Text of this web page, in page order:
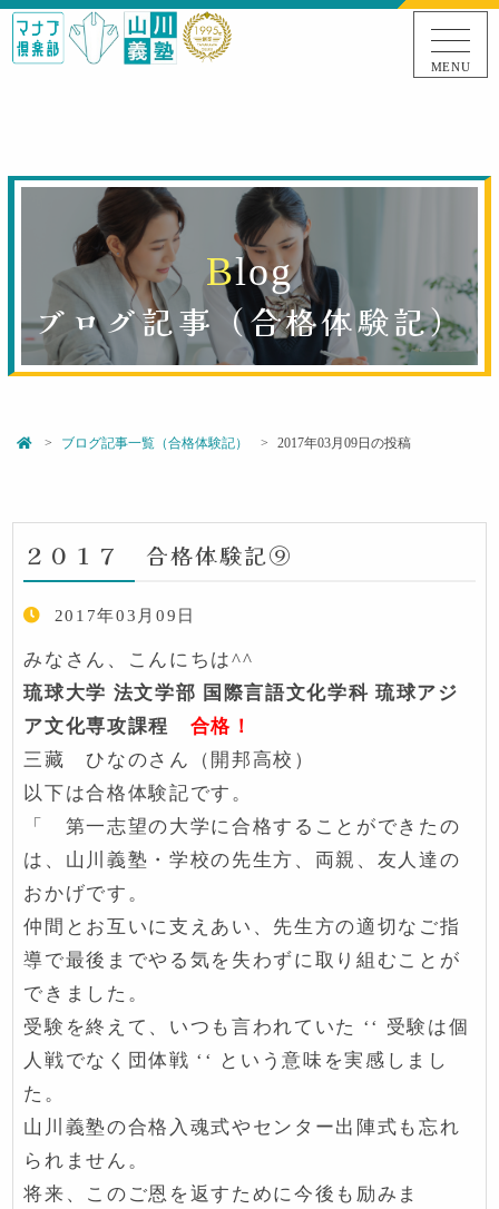
MENU
Blog
ブログ記事（合格体験記）
ブログ記事一覧（合格体験記） 2017年03月09日の投稿
２０１７ 合格体験記⑨
2017年03月09日
みなさん、こんにちは^^
琉球大学 法文学部 国際言語文化学科 琉球アジ
ア文化専攻課程 合格！
三藏 ひなのさん（開邦高校）
以下は合格体験記です。
「 第一志望の大学に合格することができたの
は、山川義塾・学校の先生方、両親、友人達の
おかげです。
仲間とお互いに支えあい、先生方の適切なご指
導で最後までやる気を失わずに取り組むことが
できました。
受験を終えて、いつも言われていた ‘‘ 受験は個
人戦でなく団体戦 ‘‘ という意味を実感しまし
た。
山川義塾の合格入魂式やセンター出陣式も忘れ
られません。
将来、このご恩を返すために今後も励みま